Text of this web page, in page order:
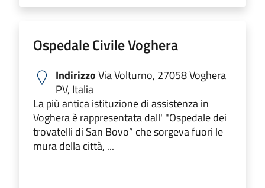
Ospedale Civile Voghera
IndirizzoVia Volturno, 27058 Voghera
PV, Italia
La più antica istituzione di assistenza in
Voghera è rappresentata dall' "Ospedale dei
trovatelli di San Bovo” che sorgeva fuori le
mura della città, ...